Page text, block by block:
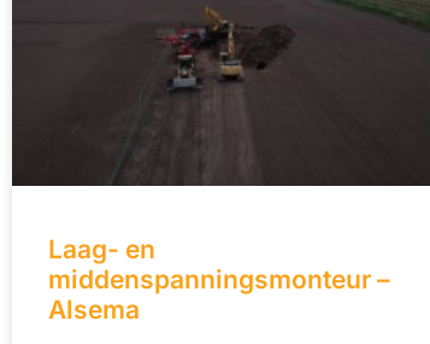
Laag- en
middenspanningsmonteur –
Alsema